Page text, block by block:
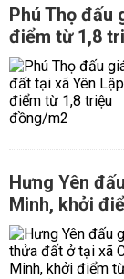
Phú Thọ đấu
điểm từ 1,8
Hưng Yên
Minh, khởi